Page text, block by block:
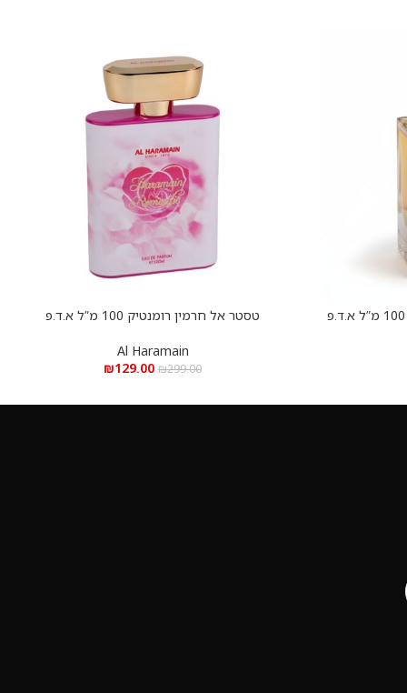
הוספה לסל
טסטר אל חרמין רומנטיק 100 מ”ל א.ד.פ
Al Haramain
₪299.00
₪129.00